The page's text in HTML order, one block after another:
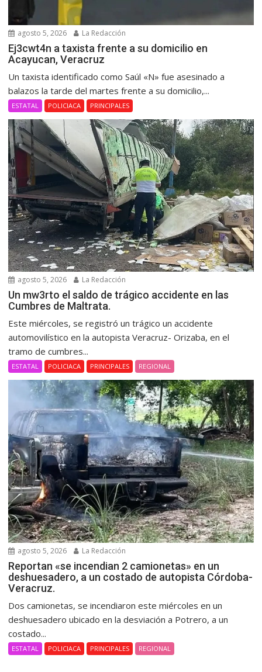
agosto 5, 2026 La Redacción
Ej3cwt4n a taxista frente a su domicilio en
Acayucan, Veracruz
Un taxista identificado como Saúl «N» fue asesinado a
balazos la tarde del martes frente a su domicilio,...
ESTATAL POLICIACA PRINCIPALES
agosto 5, 2026 La Redacción
Un mw3rto el saldo de trágico accidente en las
Cumbres de Maltrata.
Este miércoles, se registró un trágico un accidente
automovilístico en la autopista Veracruz- Orizaba, en el
tramo de cumbres...
ESTATAL POLICIACA PRINCIPALES REGIONAL
agosto 5, 2026 La Redacción
Reportan «se incendian 2 camionetas» en un
deshuesadero, a un costado de autopista Córdoba-
Veracruz.
Dos camionetas, se incendiaron este miércoles en un
deshuesadero ubicado en la desviación a Potrero, a un
costado...
ESTATAL POLICIACA PRINCIPALES REGIONAL